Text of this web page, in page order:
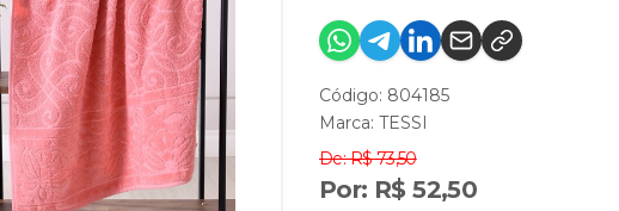
Código: 804185
Marca: TESSI
De: R$ 73,50
Por: R$ 52,50